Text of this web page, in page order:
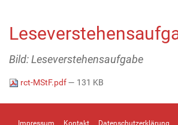
Bild: Leseverstehensaufgabe
rct-MStF.pdf— 131 KB
Impressum Kontakt Datenschutzerklärung